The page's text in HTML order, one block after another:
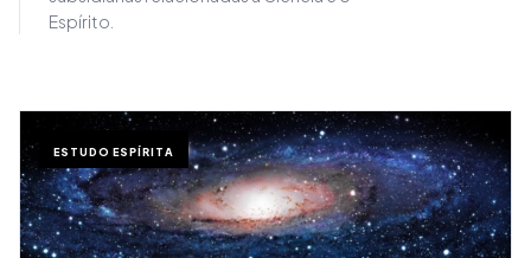
Espírito.
ESTUDO ESPÍRITA